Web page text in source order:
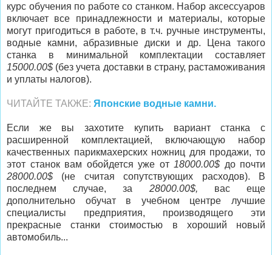
курс обучения по работе со станком. Набор аксессуаров
включает все принадлежности и материалы, которые
могут пригодиться в работе, в т.ч. ручные инструменты,
водные камни, абразивные диски и др. Цена такого
станка в минимальной комплектации составляет
15000.00$ (без учета доставки в страну, растаможивания
и уплаты налогов).
ЧИТАЙТЕ ТАКЖЕ: Японские водные камни.
Если же вы захотите купить вариант станка с
расширенной комплектацией, включающую набор
качественных парикмахерских ножниц для продажи, то
этот станок вам обойдется уже от 18000.00$ до почти
28000.00$ (не считая сопутствующих расходов). В
последнем случае, за 28000.00$, вас еще
дополнительно обучат в учебном центре лучшие
специалисты предприятия, производящего эти
прекрасные станки стоимостью в хороший новый
автомобиль...